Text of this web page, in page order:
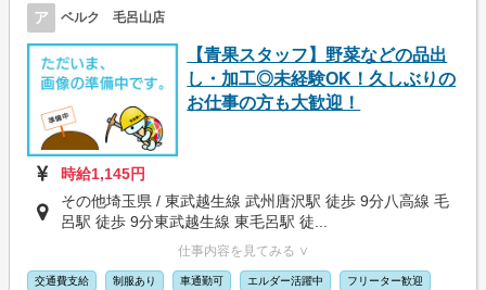
ア ベルク 毛呂山店
【青果スタッフ】野菜などの品出
し・加工◎未経験OK！久しぶりの
お仕事の方も大歓迎！
時給1,145円
その他埼玉県 / 東武越生線 武州唐沢駅 徒歩 9分八高線 毛
呂駅 徒歩 9分東武越生線 東毛呂駅 徒...
仕事内容を見てみる ∨
交通費支給 制服あり 車通勤可 エルダー活躍中 フリーター歓迎